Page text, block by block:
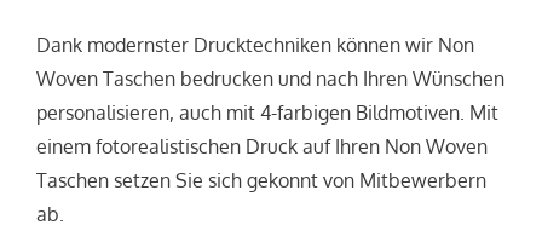
Dank modernster Drucktechniken können wir Non
Woven Taschen bedrucken und nach Ihren Wünschen
personalisieren, auch mit 4-farbigen Bildmotiven. Mit
einem fotorealistischen Druck auf Ihren Non Woven
Taschen setzen Sie sich gekonnt von Mitbewerbern
ab.